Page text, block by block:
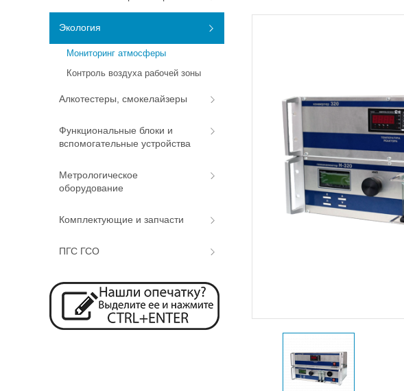
Экология
Мониторинг атмосферы
Контроль воздуха рабочей зоны
Алкотестеры, смокелайзеры
Функциональные блоки и
вспомогательные устройства
Метрологическое
оборудование
Комплектующие и запчасти
ПГС ГСО